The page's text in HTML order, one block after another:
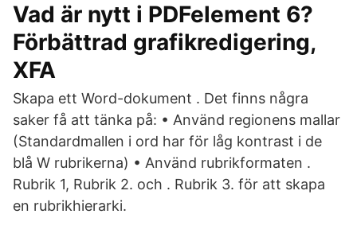
Vad är nytt i PDFelement 6?
Förbättrad grafikredigering,
XFA
Skapa ett Word-dokument . Det finns några
saker få att tänka på: • Använd regionens mallar
(Standardmallen i ord har för låg kontrast i de
blå W rubrikerna) • Använd rubrikformaten .
Rubrik 1, Rubrik 2. och . Rubrik 3. för att skapa
en rubrikhierarki.